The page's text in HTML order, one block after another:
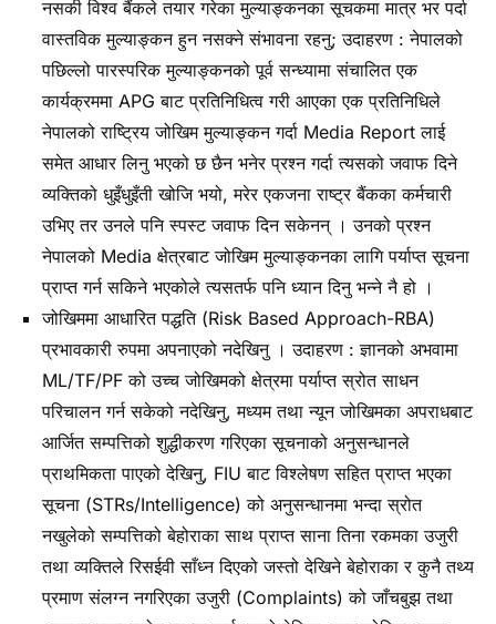
नसकी विश्व बैंकले तयार गरेका मुल्याङ्कनका सूचकमा मात्र भर पर्दा
वास्तविक मुल्याङ्कन हुन नसक्ने संभावना रहनु; उदाहरण : नेपालको
पछिल्लो पारस्परिक मुल्याङ्कनको पूर्व सन्ध्यामा संचालित एक
कार्यक्रममा APG बाट प्रतिनिधित्व गरी आएका एक प्रतिनिधिले
नेपालको राष्ट्रिय जोखिम मुल्याङ्कन गर्दा Media Report लाई
समेत आधार लिनु भएको छ छैन भनेर प्रश्न गर्दा त्यसको जवाफ दिने
व्यक्तिको धुइँधुइँती खोजि भयो, मरेर एकजना राष्ट्र बैंकका कर्मचारी
उभिए तर उनले पनि स्पस्ट जवाफ दिन सकेनन् । उनको प्रश्न
नेपालको Media क्षेत्रबाट जोखिम मुल्याङ्कनका लागि पर्याप्त सूचना
प्राप्त गर्न सकिने भएकोले त्यसतर्फ पनि ध्यान दिनु भन्ने नै हो ।
जोखिममा आधारित पद्धति (Risk Based Approach-RBA)
प्रभावकारी रुपमा अपनाएको नदेखिनु । उदाहरण : ज्ञानको अभवामा
ML/TF/PF को उच्च जोखिमको क्षेत्रमा पर्याप्त स्रोत साधन
परिचालन गर्न सकेको नदेखिनु, मध्यम तथा न्यून जोखिमका अपराधबाट
आर्जित सम्पत्तिको शुद्धीकरण गरिएका सूचनाको अनुसन्धानले
प्राथमिकता पाएको देखिनु, FIU बाट विश्लेषण सहित प्राप्त भएका
सूचना (STRs/Intelligence) को अनुसन्धानमा भन्दा स्रोत
नखुलेको सम्पत्तिको बेहोराका साथ प्राप्त साना तिना रकमका उजुरी
तथा व्यक्तिले रिसईवी साँध्न दिएको जस्तो देखिने बेहोराका र कुनै तथ्य
प्रमाण संलग्न नगरिएका उजुरी (Complaints) को जाँचबुझ तथा